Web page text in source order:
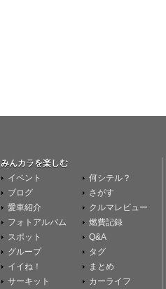
みんカラを楽しむ
イベント
ブログ
愛車紹介
フォトアルバム
スポット
グループ
イイね！
サーキット
何シテル？
さがす
クルマレビュー
燃費記録
Q&A
タグ
まとめ
カーライフ